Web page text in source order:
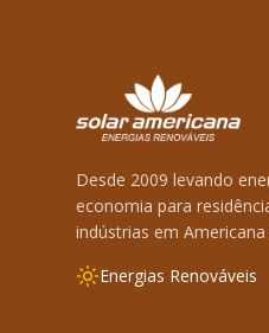
Desde 2009 levando
economia para
indústrias em
Energias Renováveis